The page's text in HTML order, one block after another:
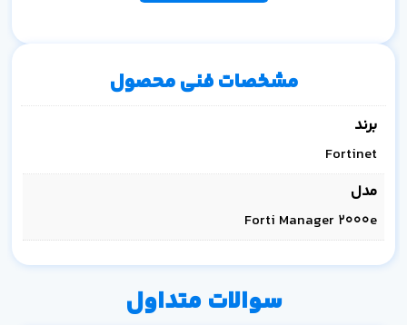
مشخصات فنی محصول
برند
Fortinet
مدل
Forti Manager 2000e
سوالات متداول